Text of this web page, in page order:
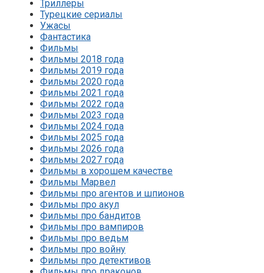
Триллеры
Турецкие сериалы
Ужасы
Фантастика
Фильмы
Фильмы 2018 года
Фильмы 2019 года
Фильмы 2020 года
Фильмы 2021 года
Фильмы 2022 года
Фильмы 2023 года
Фильмы 2024 года
Фильмы 2025 года
Фильмы 2026 года
Фильмы 2027 года
Фильмы в хорошем качестве
Фильмы Марвел
Фильмы про агентов и шпионов
Фильмы про акул
Фильмы про бандитов
Фильмы про вампиров
Фильмы про ведьм
Фильмы про войну
Фильмы про детективов